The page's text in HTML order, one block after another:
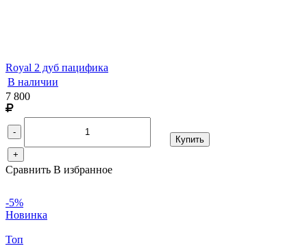
Royal 2 дуб пацифика
В наличии
7 800
-
+
Купить
Сравнить В избранное
-5%
Новинка
Топ